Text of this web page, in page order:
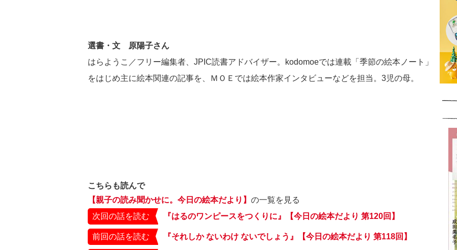
選書・文 原陽子さん
はらようこ／フリー編集者、JPIC読書アドバイザー。kodomoeでは連載「季節の絵本ノート」
をはじめ主に絵本関連の記事を、ＭＯＥでは絵本作家インタビューなどを担当。3児の母。
こちらも読んで
【親子の読み聞かせに。今日の絵本だより】 の一覧を見る
次回の話を読む
『はるのワンピースをつくりに』【今日の絵本だより 第120回】
前回の話を読む 『それしか ないわけ ないでしょう』【今日の絵本だより 第118回】